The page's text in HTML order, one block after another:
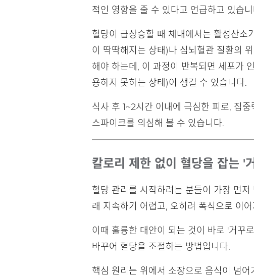
적인 영향을 줄 수 있다고 언급하고 있습
혈당이 급상승할 때 체내에서는 활성산소
이 딱딱해지는 상태)나 심뇌혈관 질환의
해야 하는데, 이 과정이 반복되면 세포가
용하지 못하는 상태)이 생길 수 있습니다.
식사 후 1~2시간 이내에 극심한 피로, 집
스파이크를 의심해 볼 수 있습니다.
칼로리 제한 없이 혈당을 잡는 '
혈당 관리를 시작하려는 분들이 가장 먼
래 지속하기 어렵고, 오히려 폭식으로 이
이때 훌륭한 대안이 되는 것이 바로 '거꾸
바꾸어 혈당을 조절하는 방법입니다.
핵심 원리는 위에서 소장으로 음식이 넘